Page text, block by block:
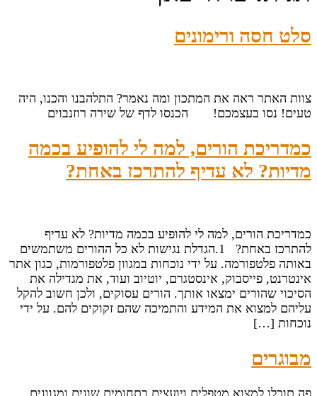
סלט חסה ורימונים
צוות האתר ראה את המתכון ומה נאמר? התלהבנו והכנו, היה
טעים! נסו בעצמכם! הכנסו לדף של שירה רוזנבוים
כמדריכת הורים, למה לי להופיע בכמה
מדיות? לא עדיף להתרכז באחת?
כמדריכת הורים, למה לי להופיע בכמה מדיות? לא עדיף
להתרכז באחת? 1.הגדלת נגישות לא כל ההורים משתמשים
באותה פלטפורמה. על ידי נוכחות במגוון פלטפורמות, כגון אתר
אינטרנט, פייסבוק, אינסטגרם, יוטיוב ועוד, את מגדילה את
הסיכוי שהורים ימצאו אותך. הורים עסוקים, ולכן חשוב להקל
עליהם למצוא את המידע והתמיכה שהם זקוקים להם. על ידי
נוכחות […]
מבוגרים
פה תוכלו למצוא מטפלים ויועצים בתחומים שונים ומגוונים,